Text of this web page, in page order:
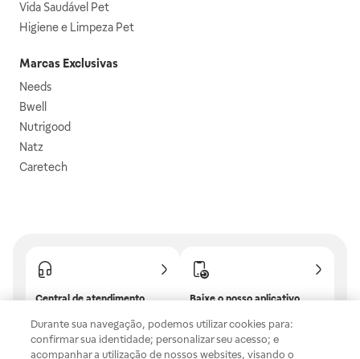
Vida Saudável Pet
Higiene e Limpeza Pet
Marcas Exclusivas
Needs
Bwell
Nutrigood
Natz
Caretech
Central de atendimento
frequentes ou fale com a
gente.
Baixe o nosso aplicativo
benefícios exclusivos!
Durante sua navegação, podemos utilizar cookies para:
confirmar sua identidade; personalizar seu acesso; e
acompanhar a utilização de nossos websites, visando o